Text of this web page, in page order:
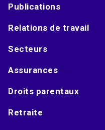
Publications
Relations de travail
Secteurs
Assurances
Droits parentaux
Retraite